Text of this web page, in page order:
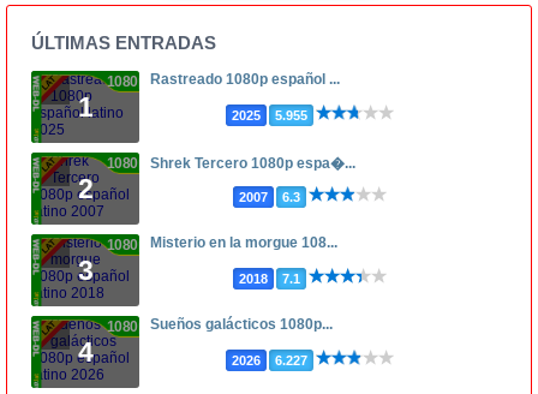
ÚLTIMAS ENTRADAS
1
1080p Rastreado 1080p español ...
2025 5.955
2
1080p Shrek Tercero 1080p espa�...
2007 6.3
3
1080p Misterio en la morgue 108...
2018 7.1
4
1080p Sueños galácticos 1080p...
2026 6.227